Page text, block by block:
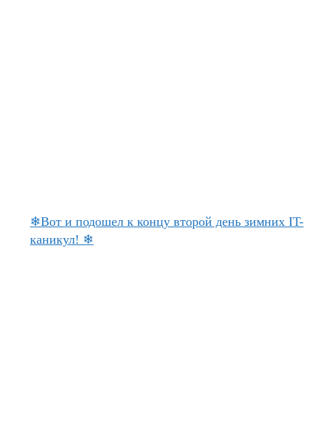
❄Вот и подошел к концу второй день зимних IT-
каникул! ❄